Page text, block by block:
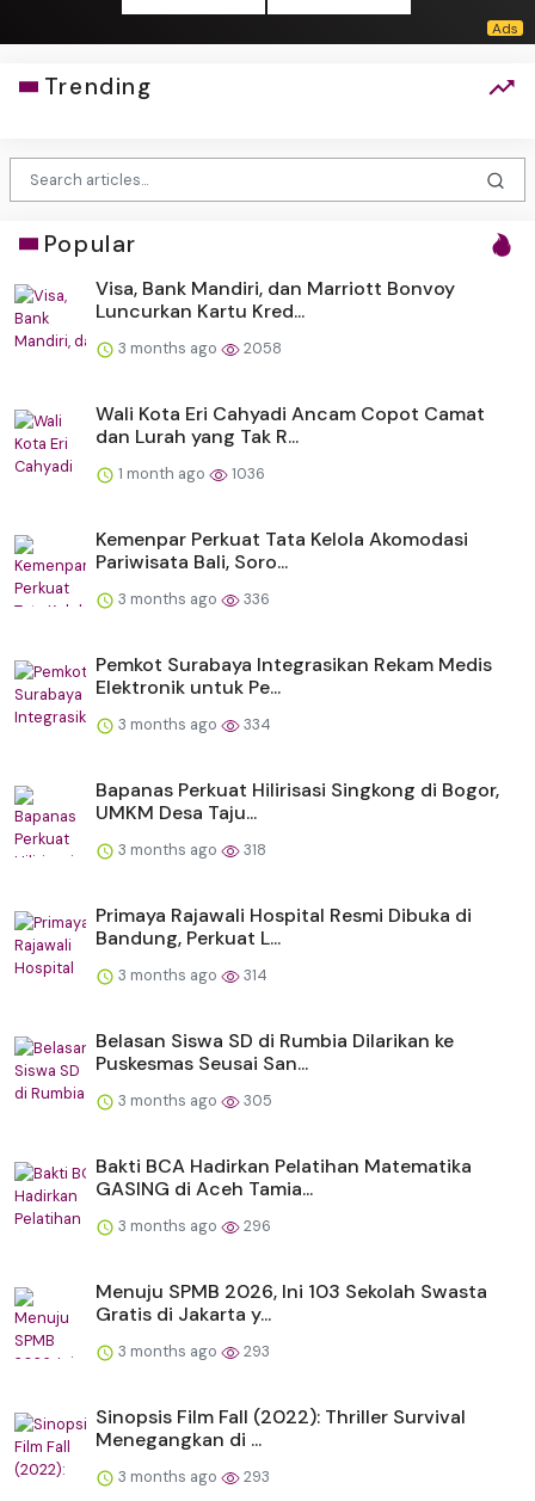
Trending
Popular
Visa, Bank Mandiri, dan Marriott Bonvoy
Luncurkan Kartu Kred...
3 months ago 2058
Wali Kota Eri Cahyadi Ancam Copot Camat
dan Lurah yang Tak R...
1 month ago 1036
Kemenpar Perkuat Tata Kelola Akomodasi
Pariwisata Bali, Soro...
3 months ago 336
Pemkot Surabaya Integrasikan Rekam Medis
Elektronik untuk Pe...
3 months ago 334
Bapanas Perkuat Hilirisasi Singkong di Bogor,
UMKM Desa Taju...
3 months ago 318
Primaya Rajawali Hospital Resmi Dibuka di
Bandung, Perkuat L...
3 months ago 314
Belasan Siswa SD di Rumbia Dilarikan ke
Puskesmas Seusai San...
3 months ago 305
Bakti BCA Hadirkan Pelatihan Matematika
GASING di Aceh Tamia...
3 months ago 296
Menuju SPMB 2026, Ini 103 Sekolah Swasta
Gratis di Jakarta y...
3 months ago 293
Sinopsis Film Fall (2022): Thriller Survival
Menegangkan di ...
3 months ago 293